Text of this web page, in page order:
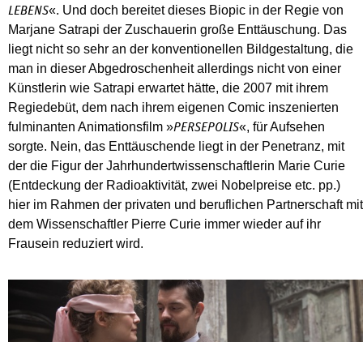
LEBENS«. Und doch bereitet dieses Biopic in der Regie von
Marjane Satrapi der Zuschauerin große Enttäuschung. Das
liegt nicht so sehr an der konventionellen Bildgestaltung, die
man in dieser Abgedroschenheit allerdings nicht von einer
Künstlerin wie Satrapi erwartet hätte, die 2007 mit ihrem
Regiedebüt, dem nach ihrem eigenen Comic inszenierten
fulminanten Animationsfilm »PERSEPOLIS«, für Aufsehen
sorgte. Nein, das Enttäuschende liegt in der Penetranz, mit
der die Figur der Jahrhundertwissenschaftlerin Marie Curie
(Entdeckung der Radioaktivität, zwei Nobelpreise etc. pp.)
hier im Rahmen der privaten und beruflichen Partnerschaft mit
dem Wissenschaftler Pierre Curie immer wieder auf ihr
Frausein reduziert wird.